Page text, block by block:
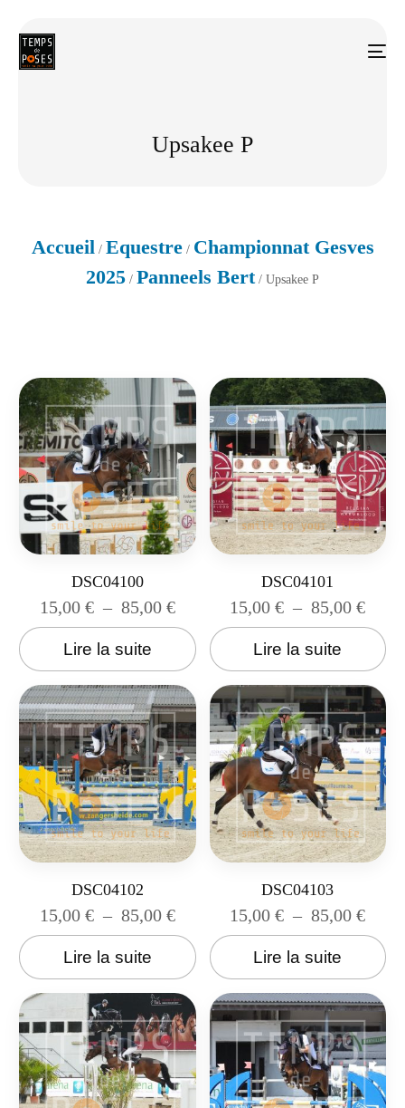
Upsakee P
Accueil / Equestre/ Championnat Gesves
2025 / Panneels Bert/ Upsakee P
DSC04100
15,00 € – 85,00 €
Lire la suite
DSC04101
15,00€ – 85,00€
Lire la suite
DSC04102
15,00 € – 85,00 €
Lire la suite
DSC04103
15,00€ – 85,00€
Lire la suite